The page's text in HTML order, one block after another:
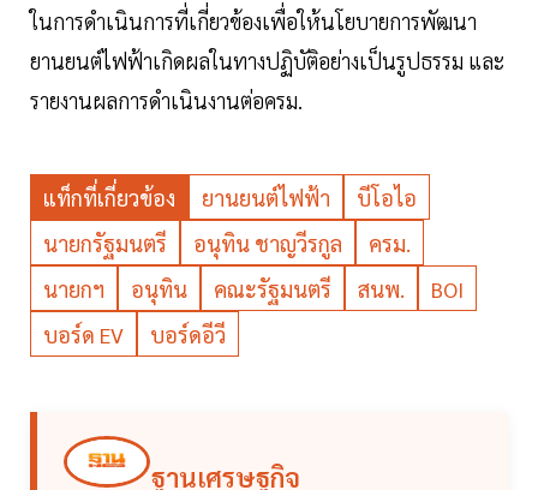
ในการดำเนินการที่เกี่ยวข้องเพื่อให้นโยบายการพัฒนา
ยานยนต์ไฟฟ้าเกิดผลในทางปฏิบัติอย่างเป็นรูปธรรม และ
รายงานผลการดำเนินงานต่อครม.
แท็กที่เกี่ยวข้อง ยานยนต์ไฟฟ้า
บีโอไอ
นายกรัฐมนตรี
อนุทิน ชาญวีรกูล
ครม.
นายกฯ
อนุทิน คณะรัฐมนตรี สนพ.
BOI
บอร์ด EV
บอร์ดอีวี
ฐานเศรษฐกิจ